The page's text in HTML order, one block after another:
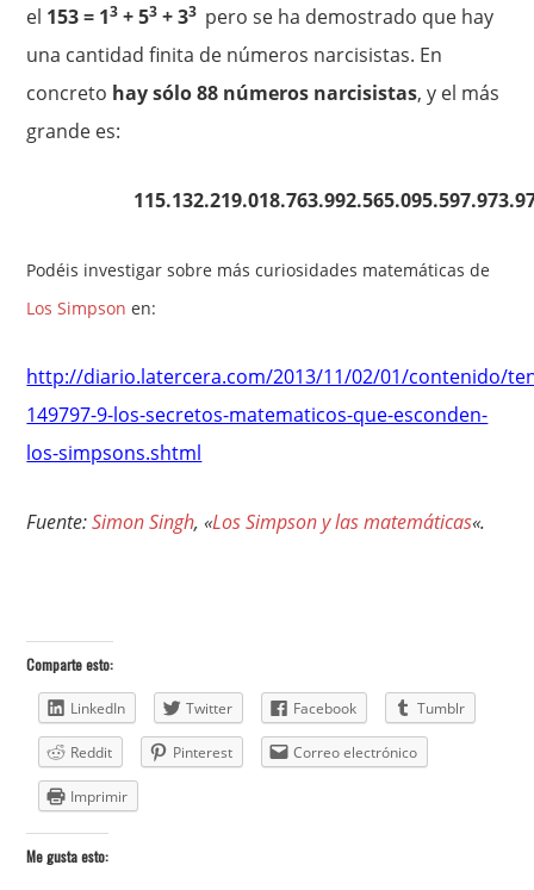
el 153 = 13 + 53 + 33 pero se ha demostrado que hay
una cantidad finita de números narcisistas. En
concreto hay sólo 88 números narcisistas, y el más
grande es:
Podéis investigar sobre más curiosidades matemáticas de
Los Simpson en:
http://diario.latercera.com/2013/11/02/01/contenido/
149797-9-los-secretos-matematicos-que-esconden-
los-simpsons.shtml
Fuente:Simon Singh, «Los Simpson y las matemáticas«.
Comparte esto:
LinkedIn Twitter Facebook Tumblr
Reddit Pinterest Correo electrónico
Imprimir
Me gusta esto: